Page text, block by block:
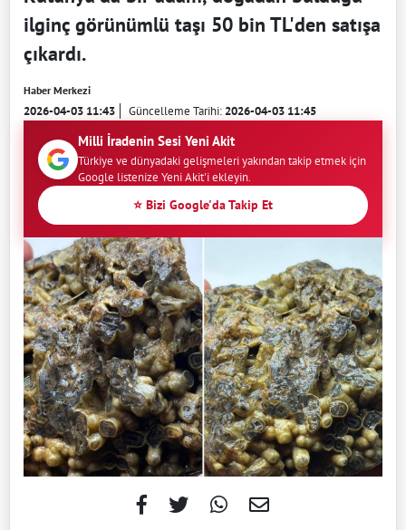
ilginç görünümlü taşı 50 bin TL'den satışa
çıkardı.
Haber Merkezi
2026-04-03 11:43 Güncelleme Tarihi:2026-04-03 11:45
Milli İradenin Sesi Yeni Akit
Türkiye ve dünyadaki gelişmeleri yakından takip etmek için
Google listenize Yeni Akit'i ekleyin.
⭐ Bizi Google'da Takip Et